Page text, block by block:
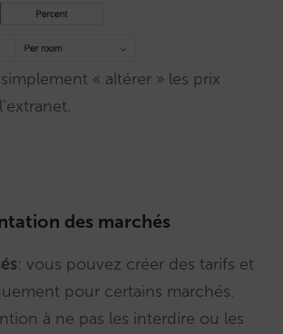
« altérer » les prix
des marchés
: vous pouvez créer des tarifs et
pour certains marchés.
à ne pas les interdire ou les